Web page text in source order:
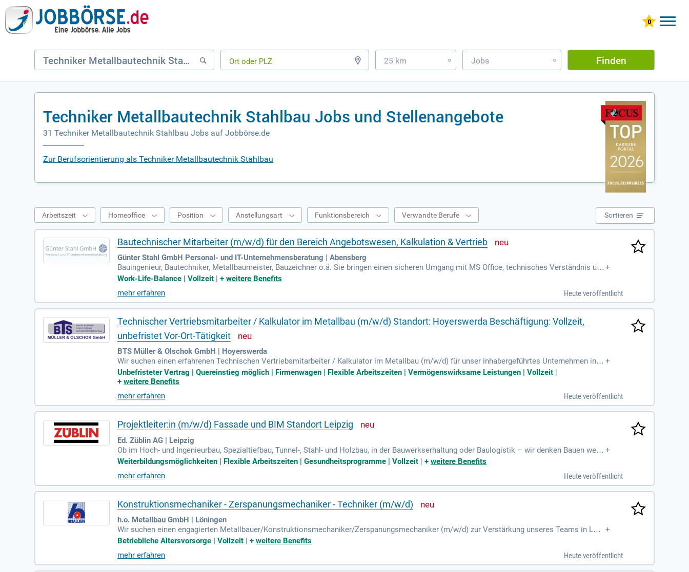
25 km » Jobs » Finden
Techniker Metallbautechnik Stahlbau Jobs und Stellenangebote
31 Techniker Metallbautechnik Stahlbau Jobs auf Jobbörse.de
Zur Berufsorientierung als Techniker Metallbautechnik Stahlbau
Arbeitszeit Homeoffice Position Anstellungsart Funktionsbereich Verwandte Berufe Sortieren
Bautechnischer Mitarbeiter (m/w/d) für den Bereich Angebotswesen, Kalkulation & Vertrieb
Günter Stahl GmbH Personal- und IT-Unternehmensberatung | Abensberg
Bauingenieur, Bautechniker, Metallbaumeister, Bauzeichner o.ä. Sie bringen einen sicheren Umgang mit MS Office, technisches Verständnis und
wirtschaftliches Denken mit.
+
Work-Life-Balance | Vollzeit |+weitere Benefits
mehr erfahren
Heute veröffentlicht
Technischer Vertriebsmitarbeiter / Kalkulator im Metallbau (m/w/d) Standort: Hoyerswerda Beschäftigung: Vollzeit,
unbefristet Vor-Ort-Tätigkeit
BTS Müller & Olschok GmbH | Hoyerswerda
Wir suchen einen erfahrenen Technischen Vertriebsmitarbeiter / Kalkulator im Metallbau (m/w/d) für unser inhabergeführtes Unternehmen in H
oyerswerda. Diese Vollzeitstelle ist unbefristet und bietet eine spannende Vor-Ort-Tätigkeit. Wenn Sie technisches Verständnis mit unternehm
erischem Handeln verbinden, sind Sie bei uns richtig. Seit über 30 Jahren sind wir in der Region verwurzelt und bieten Entwicklungsmöglichkeit
e sich jetzt und starten Sie Ihre Karriere in einem innovativen Metallbauunternehmen!
+
Unbefristeter Vertrag | Quereinstieg möglich | Firmenwagen | Flexible Arbeitszeiten | Vermögenswirksame Leistungen | Vollzeit
+weitere Benefits
mehr erfahren
Heute veröffentlicht
Projektleiter:in (m/w/d) Fassade und BIM Standort Leipzig
Ed. Züblin AG | Leipzig
Ob im Hoch- und Ingenieurbau, Spezialtiefbau, Tunnel-, Stahl- und Holzbau, in der Bauwerkserhaltung oder Baulogistik – wir denken Bauen weite
r, um der innovativste und nachhaltigste Bautechnologiekonzern Europas zu werden.
+
Weiterbildungsmöglichkeiten | Flexible Arbeitszeiten | Gesundheitsprogramme | Vollzeit |+weitere Benefits
mehr erfahren
Heute veröffentlicht
Konstruktionsmechaniker - Zerspanungsmechaniker - Techniker (m/w/d)
h.o. Metallbau GmbH | Löningen
Wir suchen einen engagierten Metallbauer/Konstruktionsmechaniker/Zerspanungsmechaniker (m/w/d) zur Verstärkung unseres Teams in Löni
ngen. Idealerweise befindest du dich in der Weiterbildung zum Techniker oder planst diese. Deine Aufgaben umfassen die Erstellung und Bearb
eitung von NC-Dateien sowie Entwurfszeichnungen und Montageplänen. Zudem bedienst du unsere Säge-Bohr-Anlage und unterstützt bei der Pr
ojektplanung. Du planst und konstruierst Treppen, Geländer und Stahlbaukonstruktionen, während du eng mit der Fertigung und Montage absti
mmst. Wenn du über eine abgeschlossene Ausbildung im Metallbau verfügst, möchten wir dich kennenlernen!
+
Betriebliche Altersvorsorge | Vollzeit |+weitere Benefits
mehr erfahren
Heute veröffentlicht